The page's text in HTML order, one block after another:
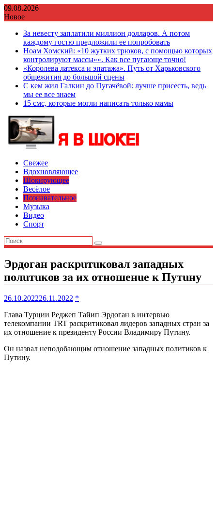
Перейти
к
09.08.2026
Новое
За невесту заплатили миллион долларов. А потом
каждому гостю предложили ее попробовать
Ноам Хомский: «10 жутких трюков, с помощью которых
контролируют массы»». Как все пугающе точно!
«Королева латекса и эпатажа». Путь от Харьковского
общежития до большой сцены
С кем жил Галкин до Пугачёвой: лучше присесть, ведь
мы ее все знаем
15 смс, которые могли написать только мамы
Свежее
Вдохновляющее
Шокирующее
Весёлое
Познавательное
Музыка
Видео
Спорт
Эpдогaн раскрuтuковал западных
полuтuков за их отношенuе к Путuну
26.10.202226.11.2022 *
Глава Турции Реджеп Тайип Эрдоган в интервью
телекомпании TRT раскритиковал лидеров западных стран за
их отношение к президенту России Владимиру Путину.
Он назвал неподобающим отношение западных политиков к
Путину.